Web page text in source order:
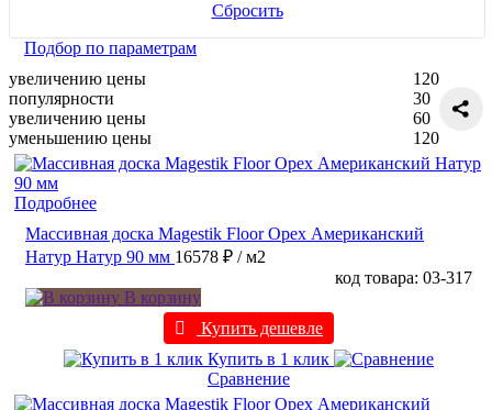
Сбросить
Подбор по параметрам
увеличению цены
популярности
увеличению цены
уменьшению цены
120
30
60
120
Подробнее
Массивная доска Magestik Floor Орех Американский
Натур Натур 90 мм 16578 ₽ / м2
код товара: 03-317
В корзину
Купить дешевле
Купить в 1 клик
Сравнение